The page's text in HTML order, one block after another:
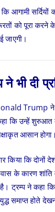
आगामी
को पूरा करने
जाएगी।
ने भी दी
Trump
कि उन्हें शुरुआत
आसान होगा।
किया कि दोनों
के कारण शांति
है। ट्रम्प ने कहा
समाप्त होते